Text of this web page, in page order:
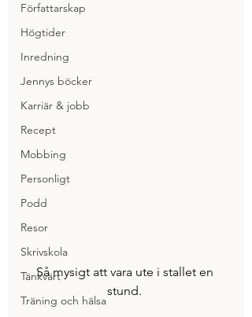
Författarskap
Högtider
Inredning
Jennys böcker
Karriär & jobb
Recept
Mobbing
Personligt
Podd
Resor
Skrivskola
Tänkvärt
Träning och hälsa
Så mysigt att vara ute i stallet en
stund.